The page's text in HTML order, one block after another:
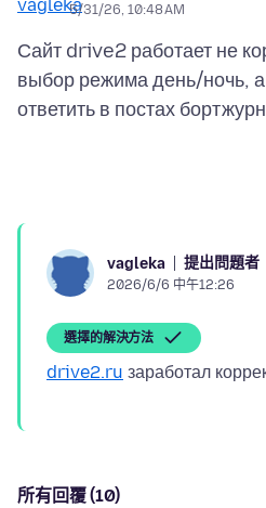
5/31/26, 10:48 AM
Сайт drive2 работает не
выбор режима день/ночь,
vagleka 提出問題者
2026/6/6 中午12:26
選擇的解決方法
drive2.ru
所有回覆 (10)